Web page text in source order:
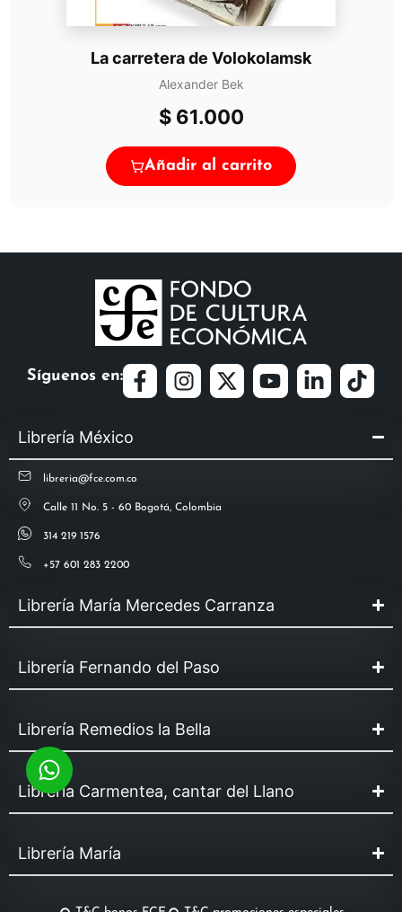
La carretera de Volokolamsk
Alexander Bek
$61.000
Añadir al carrito
Síguenos en:
Librería México
libreria@fce.com.co
Calle 11 No. 5 - 60 Bogotá, Colombia
314 219 1576
+57 601 283 2200
Librería María Mercedes Carranza
Librería Fernando del Paso
Librería Remedios la Bella
Librería Carmentea, cantar del Llano
Librería María